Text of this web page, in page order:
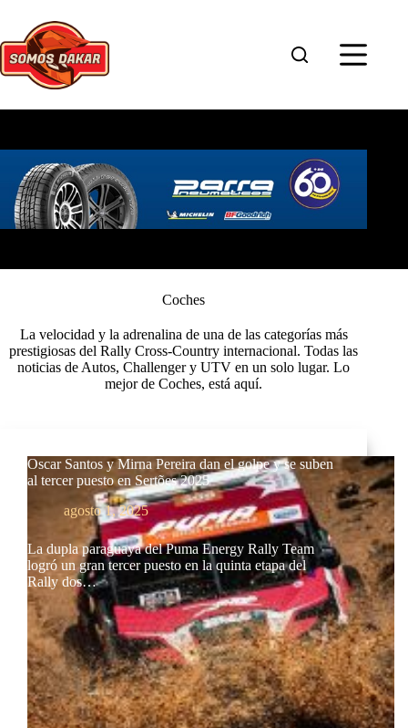
contenido
Coches
La velocidad y la adrenalina de una de las categorías más
prestigiosas del Rally Cross-Country internacional. Todas las
noticias de Autos, Challenger y UTV en un solo lugar. Lo
mejor de Coches, está aquí.
Oscar Santos y Mirna Pereira dan el golpe y se suben
al tercer puesto en Sertões 2025
agosto 1, 2025
La dupla paraguaya del Puma Energy Rally Team
logró un gran tercer puesto en la quinta etapa del
Rally dos…